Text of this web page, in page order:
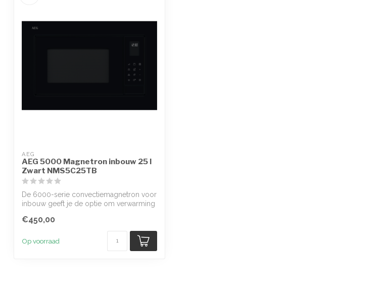
AEG
AEG 5000 Magnetron inbouw 25 l
Zwart NMS5C25TB
De 6000-serie convectiemagnetron voor
inbouw geeft je de optie om verwarming
€450,00
Op voorraad